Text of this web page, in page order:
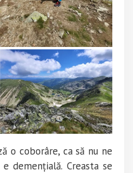
o coborâre, ca să nu ne
demențială. Creasta se